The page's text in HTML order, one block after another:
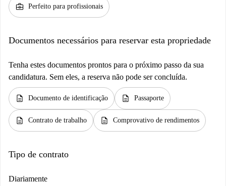
business_center Perfeito para profissionais
Documentos necessários para reservar esta propriedade
Tenha estes documentos prontos para o próximo passo da sua
candidatura. Sem eles, a reserva não pode ser concluída.
description Documento de identificação description Passaporte
description Contrato de trabalho description Comprovativo de rendimentos
Tipo de contrato
Diariamente